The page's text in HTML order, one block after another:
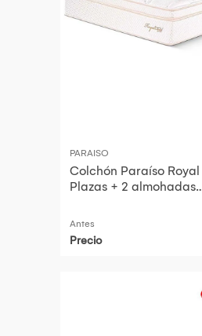
PARAISO
Colchón Paraíso
Plazas + 2 almohadas
Antes
Precio